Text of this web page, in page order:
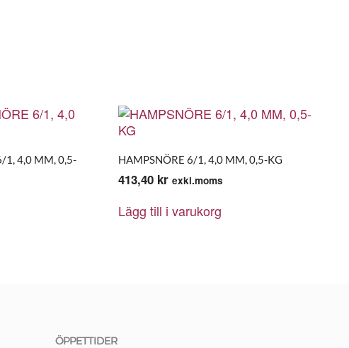
1, 4,0 MM, 0,5-
HAMPSNÖRE 6/1, 4,0 MM, 0,5-KG
413,40 kr exkl.moms
Lägg till i varukorg
ÖPPETTIDER